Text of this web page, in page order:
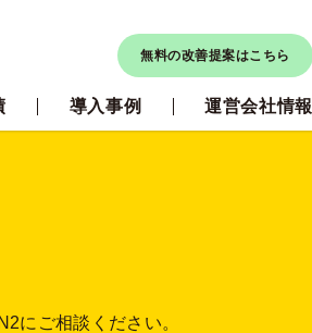
無料の改善提案はこちら
導入事例 運営会社情報
にご相談ください。